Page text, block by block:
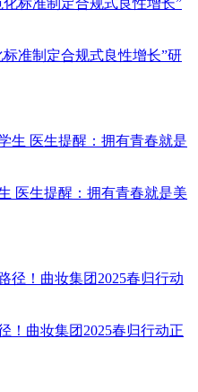
准制定合规式良性增长”研
医生提醒：拥有青春就是美
！曲妆集团2025春归行动正